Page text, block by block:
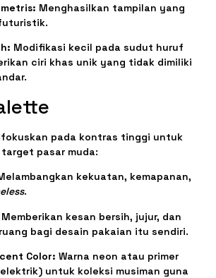
Menghasilkan tampilan yang
Modifikasi kecil pada sudut huruf
ciri khas unik yang tidak dimiliki
pada kontras tinggi untuk
pasar muda:
kekuatan, kemapanan,
.
Memberikan kesan bersih, jujur, dan
bagi desain pakaian itu sendiri.
Color: Warna neon atau primer
untuk koleksi musiman guna